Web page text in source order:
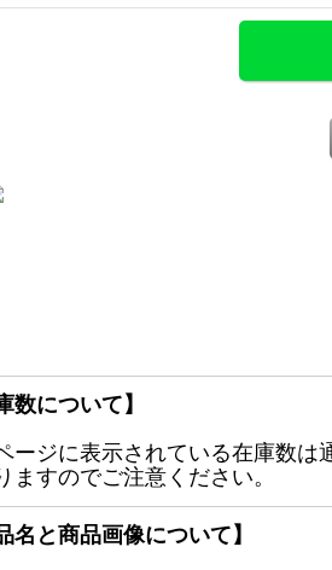
数について】
ージに表示されている在庫数は
ますのでご注意ください。
名と商品画像について】